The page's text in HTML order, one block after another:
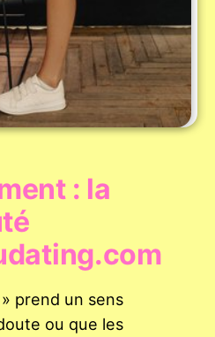
: la
prend un sens
ou que les